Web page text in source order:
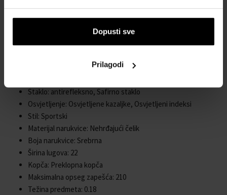
Dopusti sve
Prilagodi
Materijal kućišta: Nehrđajući čelik
Debljina kućišta: 13
Oblik kućišta: Okruglo
Širina kućišta: 43
Staklo: antirefleksno, Safirno staklo
Osvjetljenje: Osvjetljene kazaljke, Osvjetljeni indeksi
Stil: Sportski
Materijal narukvice: Nehrđajući čelik
Boja narukvice: Srebrna
Širina lugova: 22
Kopča: Preklopna kopča
Maksimalna opseg zapešća: 210
Težina predmeta: 0.18